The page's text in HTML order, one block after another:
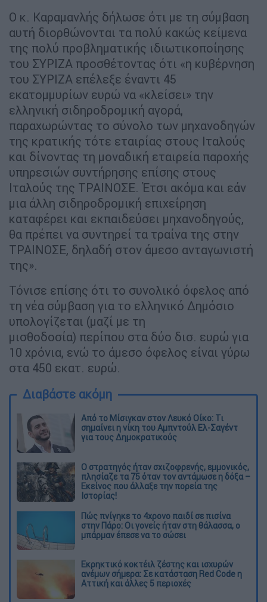
Ο κ. Καραμανλής δήλωσε ότι με τη σύμβαση
αυτή διορθώνονται τα πολύ κακώς κείμενα
της πολύ προβληματικής ιδιωτικοποίησης
του ΣΥΡΙΖΑ προσθέτοντας ότι «η κυβέρνηση
του ΣΥΡΙΖΑ επέλεξε έναντι 45
εκατομμυρίων ευρώ να «κλείσει» την
ελληνική σιδηροδρομική αγορά,
παραχωρώντας το σύνολο των μηχανοδηγών
της κρατικής τότε εταιρίας στους Ιταλούς
και δίνοντας τη μοναδική εταιρεία παροχής
υπηρεσιών συντήρησης επίσης στους
Ιταλούς της ΤΡΑΙΝΟΣΕ. Έτσι ακόμα και εάν
μια άλλη σιδηροδρομική επιχείρηση
καταφέρει και εκπαιδεύσει μηχανοδηγούς,
θα πρέπει να συντηρεί τα τραίνα της στην
ΤΡΑΙΝΟΣΕ, δηλαδή στον άμεσο ανταγωνιστή
της».
Τόνισε επίσης ότι το συνολικό όφελος από
τη νέα σύμβαση για το ελληνικό Δημόσιο
υπολογίζεται (μαζί με τη
μισθοδοσία) περίπου στα δύο δισ. ευρώ για
10 χρόνια, ενώ το άμεσο όφελος είναι γύρω
στα 450 εκατ. ευρώ.
Διαβάστε ακόμη
Από το Μίσιγκαν στον Λευκό Οίκο: Τι
σημαίνει η νίκη του Αμπντούλ Ελ-Σαγέντ
για τους Δημοκρατικούς
O στρατηγός ήταν σχιζοφρενής, εμμονικός,
πλησίαζε τα 75 όταν τον αντάμωσε η δόξα –
Εκείνος που άλλαξε την πορεία της
Ιστορίας!
Πώς πνίγηκε το 4χρονο παιδί σε πισίνα
στην Πάρο: Οι γονείς ήταν στη θάλασσα, ο
μπάρμαν έπεσε να το σώσει
Εκρηκτικό κοκτέιλ ζέστης και ισχυρών
ανέμων σήμερα: Σε κατάσταση Red Code η
Αττική και άλλες 5 περιοχές